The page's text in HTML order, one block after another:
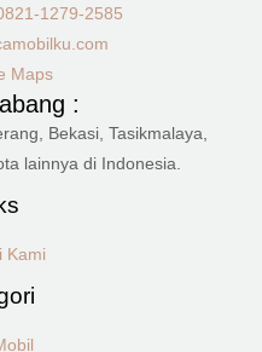
1279-2585
Maps
:
Bekasi, Tasikmalaya,
lainnya di Indonesia.
Kami